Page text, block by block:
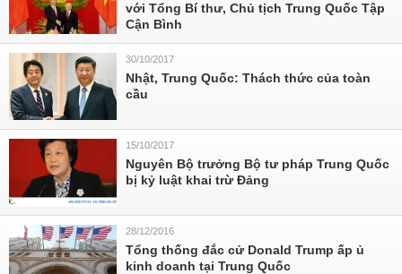
với Tổng Bí thư, Chủ tịch Trung Quốc Tập
Cận Bình
30/10/2017
Nhật, Trung Quốc: Thách thức của toàn
cầu
15/10/2017
Nguyên Bộ trưởng Bộ tư pháp Trung Quốc
bị kỷ luật khai trừ Đảng
28/12/2016
Tổng thống đắc cử Donald Trump ấp ủ
kinh doanh tại Trung Quốc